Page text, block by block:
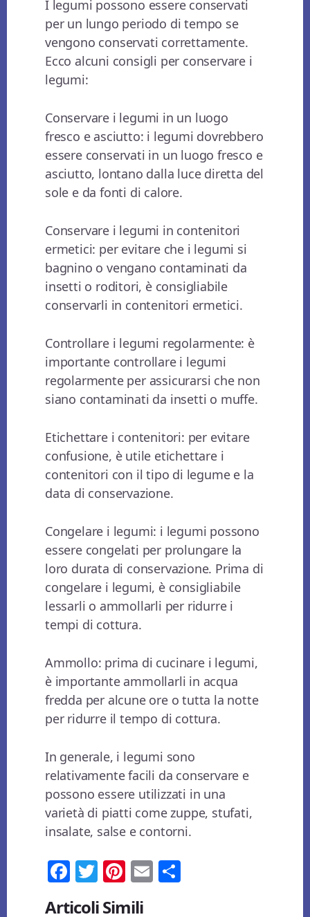
I legumi possono essere conservati
per un lungo periodo di tempo se
vengono conservati correttamente.
Ecco alcuni consigli per conservare i
legumi:
Conservare i legumi in un luogo
fresco e asciutto: i legumi dovrebbero
essere conservati in un luogo fresco e
asciutto, lontano dalla luce diretta del
sole e da fonti di calore.
Conservare i legumi in contenitori
ermetici: per evitare che i legumi si
bagnino o vengano contaminati da
insetti o roditori, è consigliabile
conservarli in contenitori ermetici.
Controllare i legumi regolarmente: è
importante controllare i legumi
regolarmente per assicurarsi che non
siano contaminati da insetti o muffe.
Etichettare i contenitori: per evitare
confusione, è utile etichettare i
contenitori con il tipo di legume e la
data di conservazione.
Congelare i legumi: i legumi possono
essere congelati per prolungare la
loro durata di conservazione. Prima di
congelare i legumi, è consigliabile
lessarli o ammollarli per ridurre i
tempi di cottura.
Ammollo: prima di cucinare i legumi,
è importante ammollarli in acqua
fredda per alcune ore o tutta la notte
per ridurre il tempo di cottura.
In generale, i legumi sono
relativamente facili da conservare e
possono essere utilizzati in una
varietà di piatti come zuppe, stufati,
insalate, salse e contorni.
Fa
T
Pi
E
Articoli Simili